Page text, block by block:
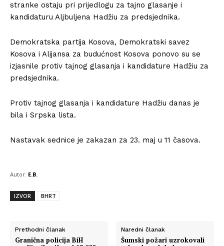
stranke ostaju pri prijedlogu za tajno glasanje i
kandidaturu Aljbuljena Hadžiu za predsjednika.
Demokratska partija Kosova, Demokratski savez
Kosova i Alijansa za budućnost Kosova ponovo su se
izjasnile protiv tajnog glasanja i kandidature Hadžiu za
predsjednika.
Protiv tajnog glasanja i kandidature Hadžiu danas je
bila i Srpska lista.
Nastavak sednice je zakazan za 23. maj u 11 časova.
Autor: E.B.
IZVOR BHRT
Prethodni članak
Granična policija BiH
Naredni članak
Šumski požari uzrokovali